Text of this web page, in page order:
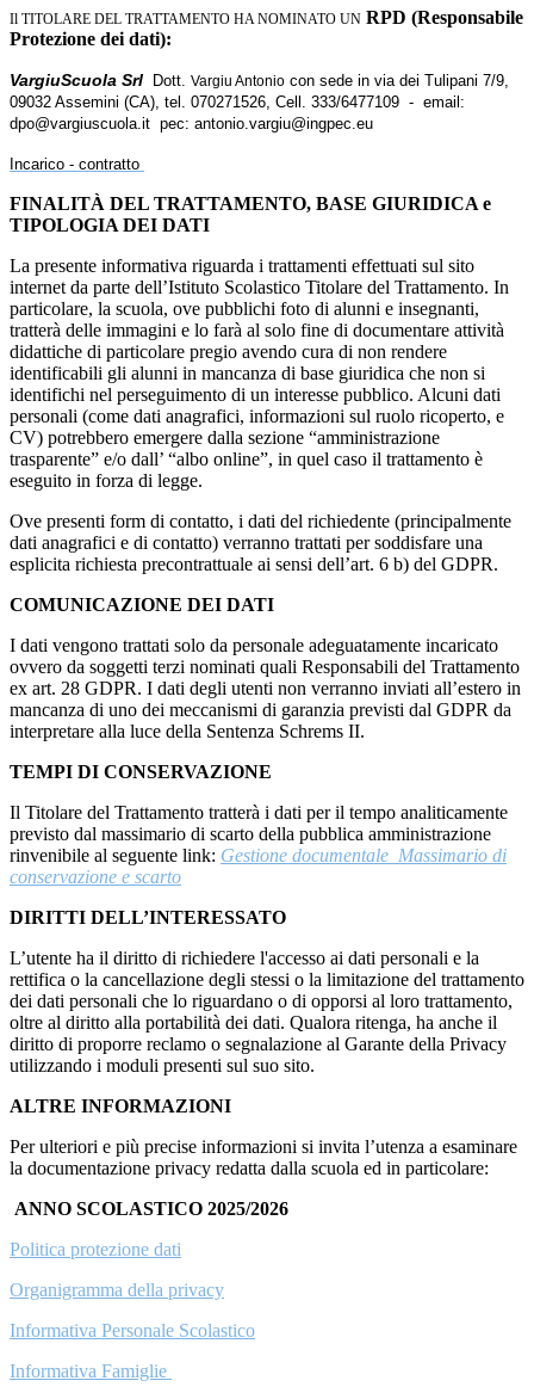
Il TITOLARE DEL TRATTAMENTO HA NOMINATO UN RPD (Responsabile
Protezione dei dati):
VargiuScuola Srl Dott. Vargiu Antonio con sede in via dei Tulipani 7/9,
09032 Assemini (CA), tel. 070271526, Cell. 333/6477109 - email:
dpo@vargiuscuola.it pec: antonio.vargiu@ingpec.eu
Incarico - contratto
FINALITÀ DEL TRATTAMENTO, BASE GIURIDICA e
TIPOLOGIA DEI DATI
La presente informativa riguarda i trattamenti effettuati sul sito
internet da parte dell’Istituto Scolastico Titolare del Trattamento. In
particolare, la scuola, ove pubblichi foto di alunni e insegnanti,
tratterà delle immagini e lo farà al solo fine di documentare attività
didattiche di particolare pregio avendo cura di non rendere
identificabili gli alunni in mancanza di base giuridica che non si
identifichi nel perseguimento di un interesse pubblico. Alcuni dati
personali (come dati anagrafici, informazioni sul ruolo ricoperto, e
CV) potrebbero emergere dalla sezione “amministrazione
trasparente” e/o dall’ “albo online”, in quel caso il trattamento è
eseguito in forza di legge.
Ove presenti form di contatto, i dati del richiedente (principalmente
dati anagrafici e di contatto) verranno trattati per soddisfare una
esplicita richiesta precontrattuale ai sensi dell’art. 6 b) del GDPR.
COMUNICAZIONE DEI DATI
I dati vengono trattati solo da personale adeguatamente incaricato
ovvero da soggetti terzi nominati quali Responsabili del Trattamento
ex art. 28 GDPR. I dati degli utenti non verranno inviati all’estero in
mancanza di uno dei meccanismi di garanzia previsti dal GDPR da
interpretare alla luce della Sentenza Schrems II.
TEMPI DI CONSERVAZIONE
Il Titolare del Trattamento tratterà i dati per il tempo analiticamente
previsto dal massimario di scarto della pubblica amministrazione
rinvenibile al seguente link: Gestione documentale_Massimario di
conservazione e scarto
DIRITTI DELL’INTERESSATO
L’utente ha il diritto di richiedere l'accesso ai dati personali e la
rettifica o la cancellazione degli stessi o la limitazione del trattamento
dei dati personali che lo riguardano o di opporsi al loro trattamento,
oltre al diritto alla portabilità dei dati. Qualora ritenga, ha anche il
diritto di proporre reclamo o segnalazione al Garante della Privacy
utilizzando i moduli presenti sul suo sito.
ALTRE INFORMAZIONI
Per ulteriori e più precise informazioni si invita l’utenza a esaminare
la documentazione privacy redatta dalla scuola ed in particolare:
ANNO SCOLASTICO 2025/2026
Politica protezione dati
Organigramma della privacy
Informativa Personale Scolastico
Informativa Famiglie